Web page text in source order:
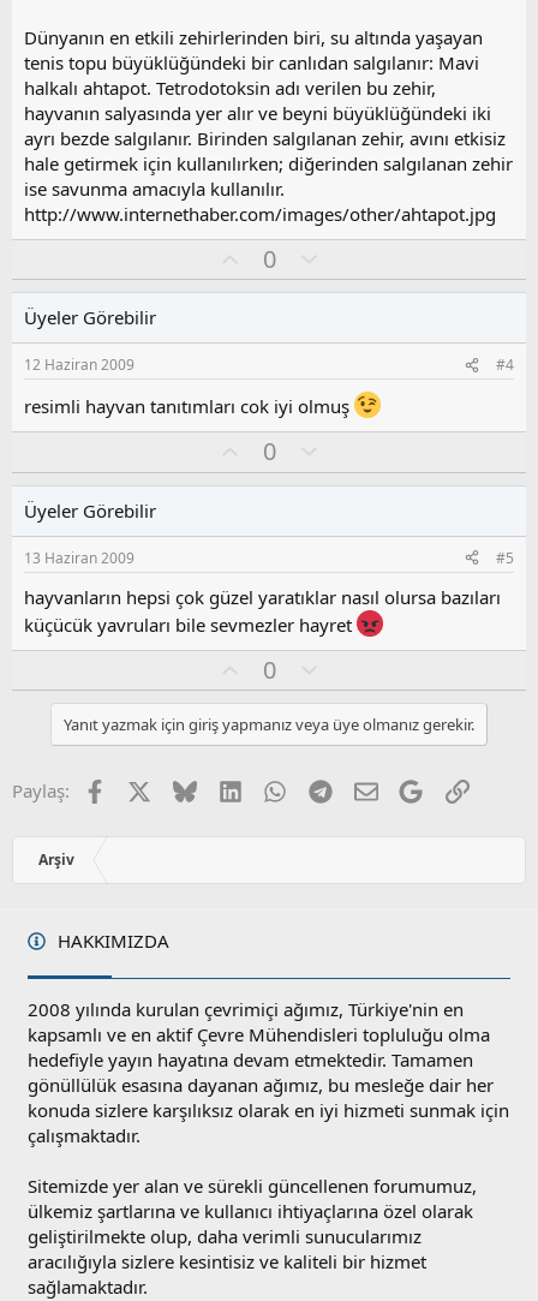
Dünyanın en etkili zehirlerinden biri, su altında yaşayan
tenis topu büyüklüğündeki bir canlıdan salgılanır: Mavi
halkalı ahtapot. Tetrodotoksin adı verilen bu zehir,
hayvanın salyasında yer alır ve beyni büyüklüğündeki iki
ayrı bezde salgılanır. Birinden salgılanan zehir, avını etkisiz
hale getirmek için kullanılırken; diğerinden salgılanan zehir
ise savunma amacıyla kullanılır.
http://www.internethaber.com/images/other/ahtapot.jpg
y
0
l
s
u
z
o
l
a
Üyeler Görebilir
12 Haziran 2009 #4
resimli hayvan tanıtımları cok iyi olmuş
y
0
l
s
u
z
o
y
a
Üyeler Görebilir
13 Haziran 2009 #5
hayvanların hepsi çok güzel yaratıklar nasıl olursa bazıları
küçücük yavruları bile sevmezler hayret
y
l
a
0
l
u
m
u
z
o
l
Yanıt yazmak için giriş yapmanız veya üye olmanız gerekir.
Paylaş: Facebook BlueskyLinkedInWhatsApp
Telegram
E-postaGoogleLink
Arşiv
HAKKIMIZDA
2008 yılında kurulan çevrimiçi ağımız, Türkiye'nin en
kapsamlı ve en aktif Çevre Mühendisleri topluluğu olma
hedefiyle yayın hayatına devam etmektedir. Tamamen
gönüllülük esasına dayanan ağımız, bu mesleğe dair her
konuda sizlere karşılıksız olarak en iyi hizmeti sunmak için
çalışmaktadır.
Sitemizde yer alan ve sürekli güncellenen forumumuz,
ülkemiz şartlarına ve kullanıcı ihtiyaçlarına özel olarak
geliştirilmekte olup, daha verimli sunucularımız
aracılığıyla sizlere kesintisiz ve kaliteli bir hizmet
sağlamaktadır.